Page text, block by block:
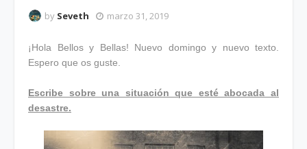
by Seveth marzo 31, 2019
¡Hola Bellos y Bellas! Nuevo domingo y nuevo texto.
Espero que os guste.
Escribe sobre una situación que esté abocada al
desastre.